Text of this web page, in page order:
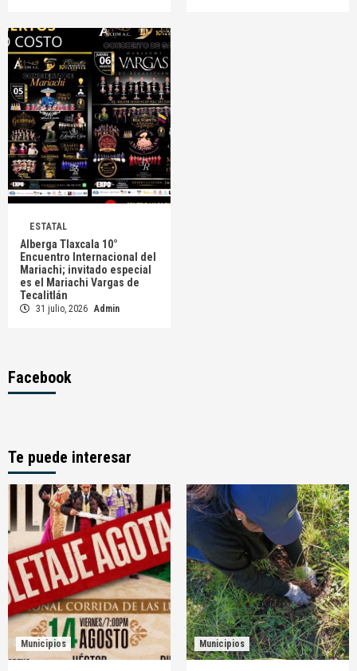
ESTATAL
Alberga Tlaxcala 10°
Encuentro Internacional del
Mariachi; invitado especial
es el Mariachi Vargas de
Tecalitlán
31 julio, 2026 Admin
Facebook
Te puede interesar
Municipios Municipios